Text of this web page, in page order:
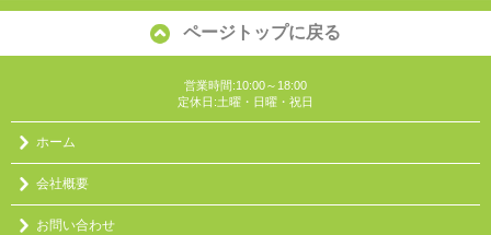
ページトップに戻る
営業時間:10:00～18:00
定休日:土曜・日曜・祝日
ホーム
会社概要
お問い合わせ